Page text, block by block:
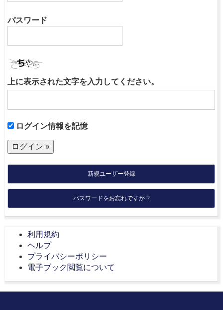
パスワード
上に表示された文字を入力してください。
ログイン情報を記憶
新規ユーザー登録
パスワードをお忘れですか ?
利用規約
ヘルプ
プライバシーポリシー
電子ブック閲覧について